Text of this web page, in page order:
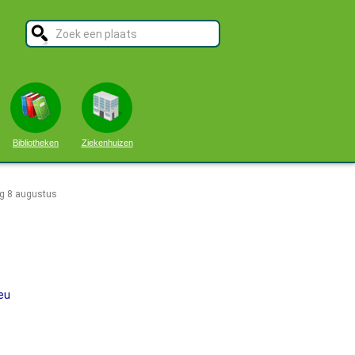
Bibliotheken Ziekenhuizen
8 augustus